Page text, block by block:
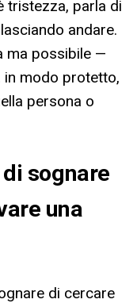
tristezza, parla di
andare.
ma possibile —
in modo protetto,
persona o
sognare
una
di cercare